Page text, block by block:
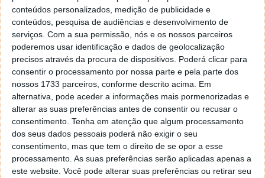
conteúdos personalizados, medição de publicidade e
conteúdos, pesquisa de audiências e desenvolvimento de
serviços. Com a sua permissão, nós e os nossos parceiros
poderemos usar identificação e dados de geolocalização
precisos através da procura de dispositivos. Poderá clicar para
consentir o processamento por nossa parte e pela parte dos
nossos 1733 parceiros, conforme descrito acima. Em
alternativa, pode aceder a informações mais pormenorizadas e
alterar as suas preferências antes de consentir ou recusar o
consentimento. Tenha em atenção que algum processamento
dos seus dados pessoais poderá não exigir o seu
consentimento, mas que tem o direito de se opor a esse
processamento. As suas preferências serão aplicadas apenas a
este website. Você pode alterar suas preferências ou retirar seu
Novo sinal de trânsito S-991f gera
confusão! Afinal o que significa?
28 AGO 2025·MOTORES/ENERGIA 72 COMENTÁRIOS